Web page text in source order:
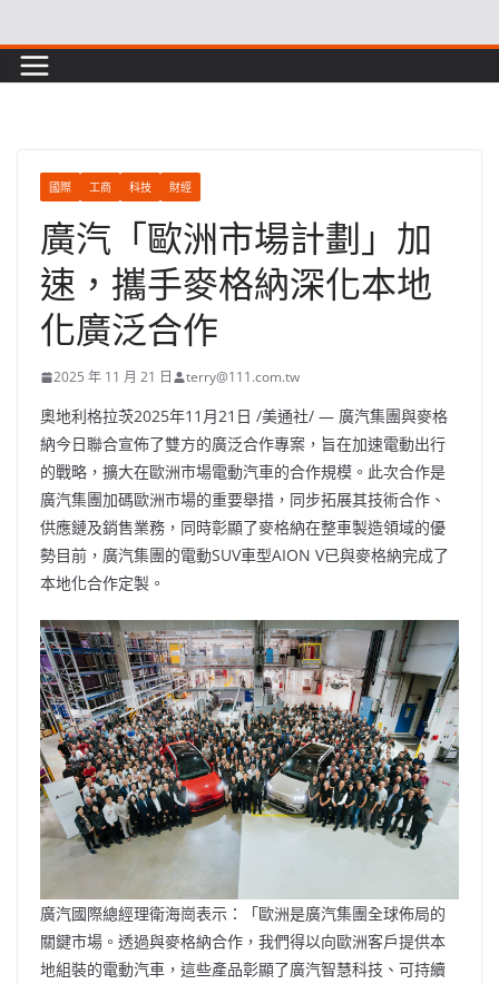
to
content
國際 工商 科技 財經
廣汽「歐洲市場計劃」加
速，攜手麥格納深化本地
化廣泛合作
2025 年 11 月 21 日 terry@111.com.tw
奧地利格拉茨2025年11月21日 /美通社/ — 廣汽集團與麥格
納今日聯合宣佈了雙方的廣泛合作專案，旨在加速電動出行
的戰略，擴大在歐洲市場電動汽車的合作規模。此次合作是
廣汽集團加碼歐洲市場的重要舉措，同步拓展其技術合作、
供應鏈及銷售業務，同時彰顯了麥格納在整車製造領域的優
勢目前，廣汽集團的電動SUV車型AION V已與麥格納完成了
本地化合作定製。
廣汽國際總經理衛海崗表示：「歐洲是廣汽集團全球佈局的
關鍵市場。透過與麥格納合作，我們得以向歐洲客戶提供本
地組裝的電動汽車，這些產品彰顯了廣汽智慧科技、可持續